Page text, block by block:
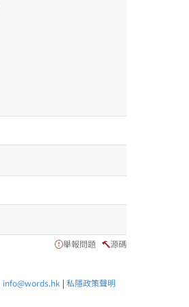
舉報問題 源碼
info@words.hk | 私隱政策聲明